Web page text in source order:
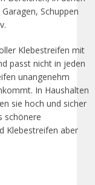
Schuppen
Klebestreifen mit
passt nicht in jeden
unangenehm
In Haushalten
sie hoch und sicher
schönere
Klebestreifen aber